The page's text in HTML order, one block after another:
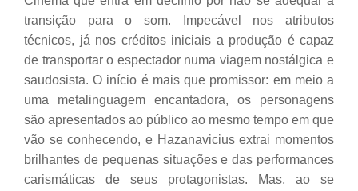
transição para o som. Impecável nos atributos
técnicos, já nos créditos iniciais a produção é capaz
de transportar o espectador numa viagem nostálgica e
saudosista. O início é mais que promissor: em meio a
uma metalinguagem encantadora, os personagens
são apresentados ao público ao mesmo tempo em que
vão se conhecendo, e Hazanavicius extrai momentos
brilhantes de pequenas situações e das performances
carismáticas de seus protagonistas. Mas, ao se